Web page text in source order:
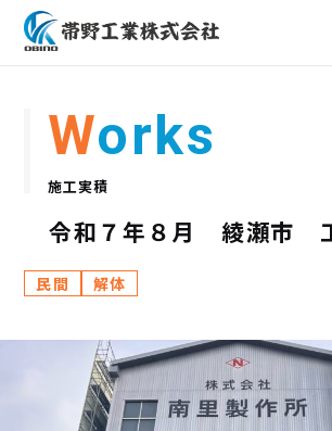
Works
施工実積
令和７年８月 綾瀬市
民間 解体